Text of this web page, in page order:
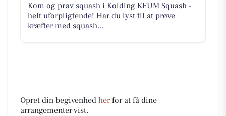
Kom og prøv squash i Kolding KFUM Squash -
helt uforpligtende! Har du lyst til at prøve
kræfter med squash...
Opret din begivenhed herfor at få dine
arrangementer vist.